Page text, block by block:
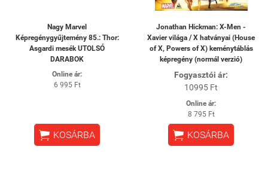
Nagy Marvel
Képregénygyűjtemény 85.: Thor:
Asgardi mesék UTOLSÓ
DARABOK
Online ár:
6 995 Ft
 KOSÁRBA
Jonathan Hickman: X-Men -
Xavier világa / X hatványai (House
of X, Powers of X) keménytáblás
képregény (normál verzió)
Fogyasztói ár:
10995 Ft
Online ár:
8 795 Ft
 KOSÁRBA